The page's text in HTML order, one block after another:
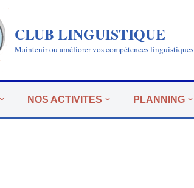
CLUB LINGUISTIQUE
Maintenir ou améliorer vos compétences linguistiques
NOS ACTIVITES PLANNING